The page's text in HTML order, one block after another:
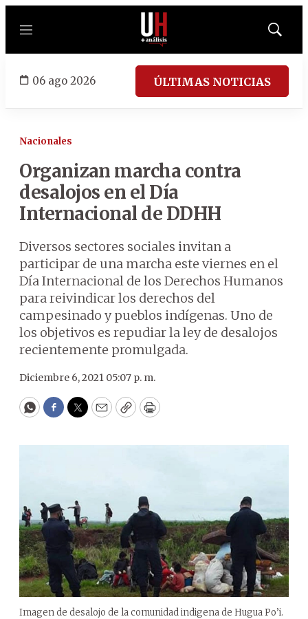
Menú
Mostrar
06 ago 2026 ÚLTIMAS NOTICIAS
Nacionales
Organizan marcha contra
desalojos en el Día
Internacional de DDHH
Diversos sectores sociales invitan a
participar de una marcha este viernes en el
Día Internacional de los Derechos Humanos
para reivindicar los derechos del
campesinado y pueblos indígenas. Uno de
los objetivos es repudiar la ley de desalojos
recientemente promulgada.
Diciembre 6, 2021 05:07 p. m.
WhatsApp
Facebook
Twitter
EmailCopyPrint
Imagen de desalojo de la comunidad indigena de Hugua Po’i.